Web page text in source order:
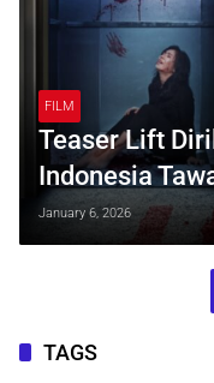
FILM
Teaser Lift
Indonesia
Ruang Sempit
January 6, 2026
TAGS